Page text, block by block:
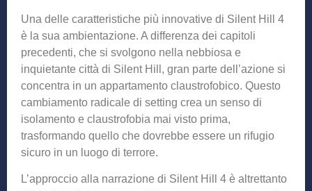
Una delle caratteristiche più innovative di Silent Hill 4
è la sua ambientazione. A differenza dei capitoli
precedenti, che si svolgono nella nebbiosa e
inquietante città di Silent Hill, gran parte dell’azione si
concentra in un appartamento claustrofobico. Questo
cambiamento radicale di setting crea un senso di
isolamento e claustrofobia mai visto prima,
trasformando quello che dovrebbe essere un rifugio
sicuro in un luogo di terrore.
L’approccio alla narrazione di Silent Hill 4 è altrettanto